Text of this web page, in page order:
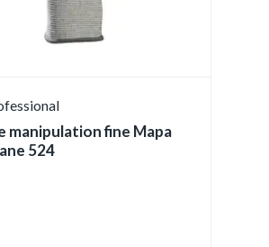
manipulation fine Mapa
524